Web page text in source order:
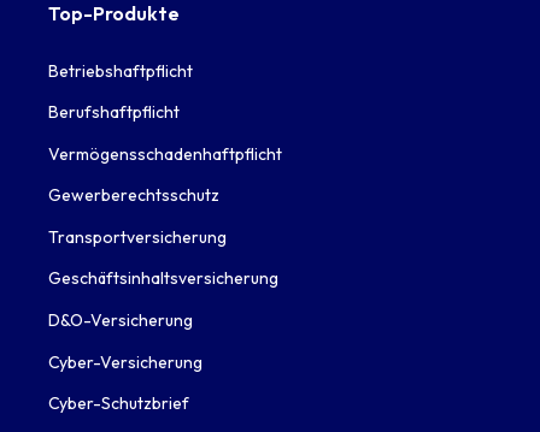
Top-Produkte
Betriebshaftpflicht
Berufshaftpflicht
Vermögensschadenhaftpflicht
Gewerberechtsschutz
Transportversicherung
Geschäftsinhaltsversicherung
D&O-Versicherung
Cyber-Versicherung
Cyber-Schutzbrief